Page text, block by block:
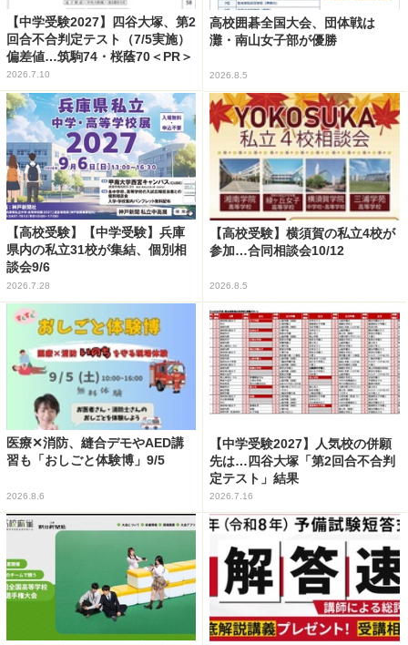
【中学受験2027】四谷大塚、第2
回合不合判定テスト（7/5実施）
偏差値…筑駒74・桜蔭70＜PR＞
2026.7.10
高校囲碁全国大会、団体戦は
灘・南山女子部が優勝
2026.8.5
【高校受験】【中学受験】兵庫
県内の私立31校が集結、個別相
談会9/6
2026.7.28
【高校受験】横須賀の私立4校が
参加…合同相談会10/12
2026.8.5
医療✕消防、縫合デモやAED講
習も「おしごと体験博」9/5
2026.8.6
【中学受験2027】人気校の併願
先は…四谷大塚「第2回合不合判
定テスト」結果
2026.7.16